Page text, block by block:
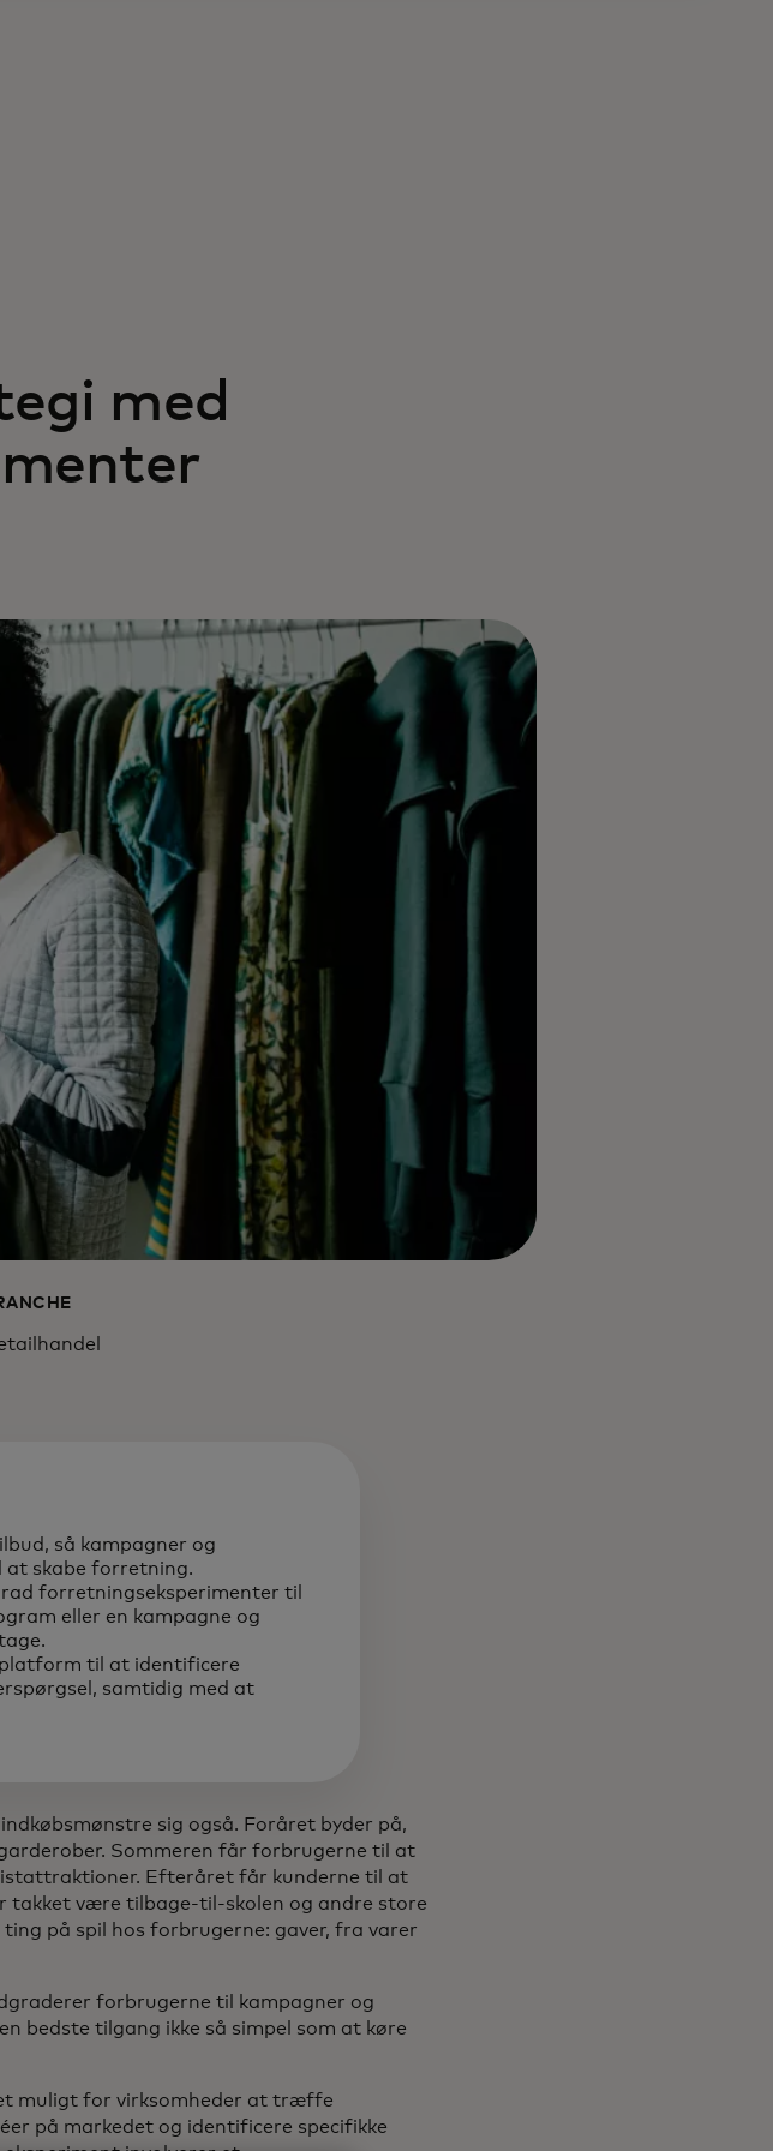
med
så kampagner og
skabe forretning.
forretningseksperimenter til
eller en kampagne og
til at identificere
samtidig med at
sig også. Foråret byder på,
Sommeren får forbrugerne til at
Efteråret får kunderne til at
være tilbage-til-skolen og andre store
ting på spil hos forbrugerne: gaver, fra varer
forbrugerne til kampagner og
bedste tilgang ikke så simpel som at køre
muligt for virksomheder at træffe
på markedet og identificere specifikke